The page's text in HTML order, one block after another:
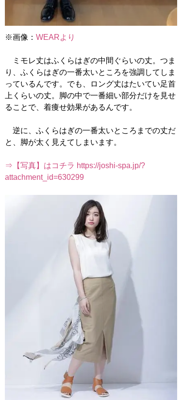
※画像： WEARより
ミモレ丈はふくらはぎの中間ぐらいの丈。つま
り、ふくらはぎの一番太いところを強調してしま
っているんです。でも、ロング丈はたいてい足首
上くらいの丈。脚の中で一番細い部分だけを見せ
ることで、着痩せ効果があるんです。
逆に、ふくらはぎの一番太いところまでの丈だ
と、脚が太く見えてしまいます。
⇒【写真】はコチラ https://joshi-spa.jp/?
attachment_id=630299